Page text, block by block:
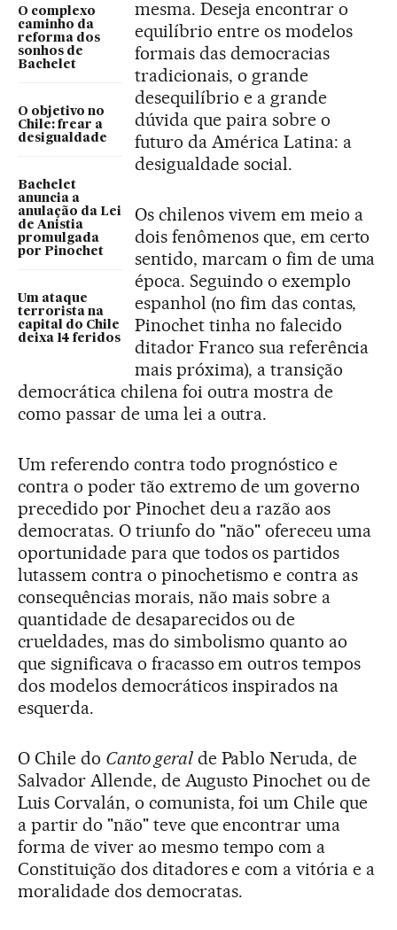
O complexo
caminho da
reforma dos
sonhos de
Bachelet
O objetivo no
Chile: frear a
desigualdade
Bachelet
anuncia a
anulação da Lei
de Anistia
promulgada
por Pinochet
Um ataque
terrorista na
capital do Chile
deixa 14 feridos
mesma. Deseja encontrar o
equilíbrio entre os modelos
formais das democracias
tradicionais, o grande
desequilíbrio e a grande
dúvida que paira sobre o
futuro da América Latina: a
desigualdade social.
Os chilenos vivem em meio a
dois fenômenos que, em certo
sentido, marcam o fim de uma
época. Seguindo o exemplo
espanhol (no fim das contas,
Pinochet tinha no falecido
ditador Franco sua referência
mais próxima), a transição
democrática chilena foi outra mostra de
como passar de uma lei a outra.
Um referendo contra todo prognóstico e
contra o poder tão extremo de um governo
precedido por Pinochet deu a razão aos
democratas. O triunfo do "não" ofereceu uma
oportunidade para que todos os partidos
lutassem contra o pinochetismo e contra as
consequências morais, não mais sobre a
quantidade de desaparecidos ou de
crueldades, mas do simbolismo quanto ao
que significava o fracasso em outros tempos
dos modelos democráticos inspirados na
esquerda.
O Chile do Canto geralde Pablo Neruda, de
Salvador Allende, de Augusto Pinochet ou de
Luis Corvalán, o comunista, foi um Chile que
a partir do "não" teve que encontrar uma
forma de viver ao mesmo tempo com a
Constituição dos ditadores e com a vitória e a
moralidade dos democratas.